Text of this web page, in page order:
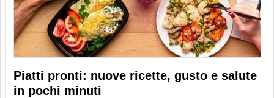
Piatti pronti: nuove ricette, gusto e salute
in pochi minuti